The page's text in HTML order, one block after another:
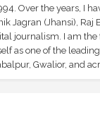
Over the years, I
Jagran (Jhansi), Raj
journalism. I am
as one of the
Gwalior, and